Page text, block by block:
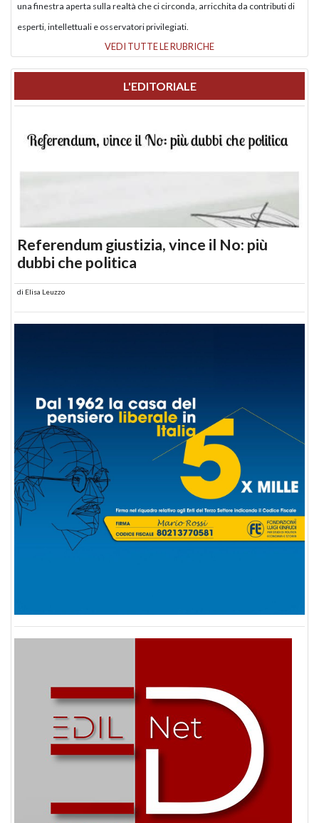
una finestra aperta sulla realtà che ci circonda, arricchita da contributi di
esperti, intellettuali e osservatori privilegiati.
VEDI TUTTE LE RUBRICHE
L'EDITORIALE
Referendum giustizia, vince il No: più
dubbi che politica
di Elisa Leuzzo